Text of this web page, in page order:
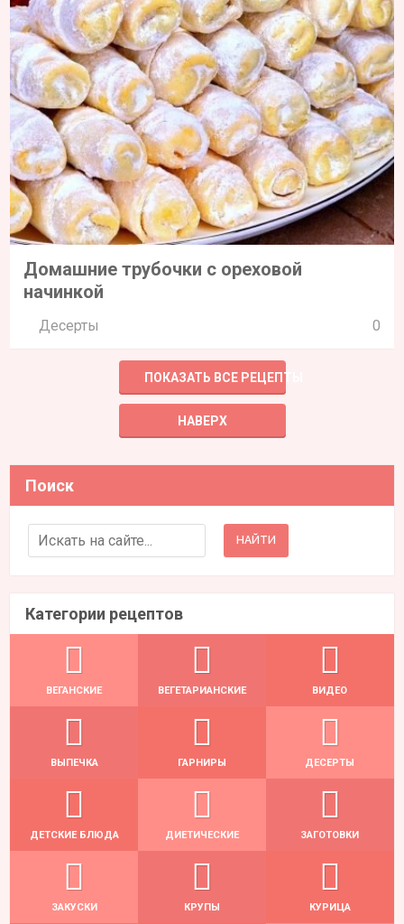
Домашние трубочки с ореховой
начинкой
Десерты 0
ПОКАЗАТЬ ВСЕ РЕЦЕПТЫ
НАВЕРХ
Поиск
Search for:
Категории рецептов
ВЕГАНСКИЕ ВЕГЕТАРИАНСКИЕ ВИДЕО
ВЫПЕЧКА ГАРНИРЫ ДЕСЕРТЫ
ДЕТСКИЕ БЛЮДА ДИЕТИЧЕСКИЕ ЗАГОТОВКИ
ЗАКУСКИ КРУПЫ КУРИЦА